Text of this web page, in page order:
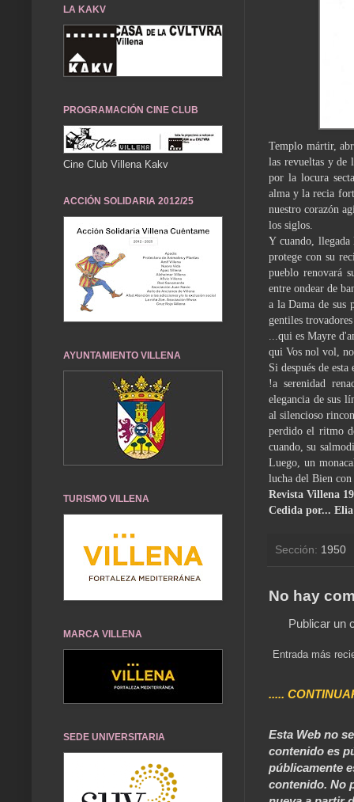
Templo mártir,
las revueltas y de
por la locura
alma y la recia
nuestro corazón
los siglos.
Y cuando,
protege con su
pueblo renovará
entre ondear de
a la Dama de sus
gentiles
...qui es Mayre
qui Vos nol vol,
Si después de
!a serenidad
elegancia de sus
al silencioso
perdido el ritmo
cuando, su
Luego, un
lucha del Bien
Revista Villena
Cedida por...
Sección: 1950
No hay
Publicar un
Entrada más
.....
Esta Web no
contenido es
públicamente
contenido. No
LA KAKV
PROGRAMACIÓN CINE CLUB
Cine Club Villena Kakv
ACCIÓN SOLIDARIA 2012/25
AYUNTAMIENTO VILLENA
TURISMO VILLENA
MARCA VILLENA
SEDE UNIVERSITARIA